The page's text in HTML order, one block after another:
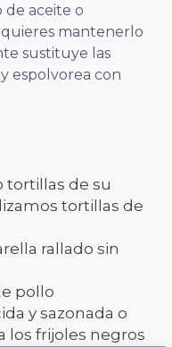
de aceite o
quieres mantenerlo
sustituye las
espolvorea con
tortillas de su
tortillas de
rallado sin
pollo
y sazonada o
los frijoles negros